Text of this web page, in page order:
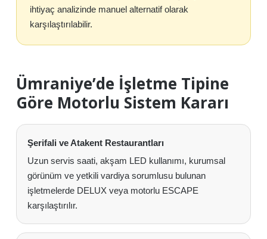
ihtiyaç analizinde manuel alternatif olarak
karşılaştırılabilir.
Ümraniye’de İşletme Tipine
Göre Motorlu Sistem Kararı
Şerifali ve Atakent Restaurantları
Uzun servis saati, akşam LED kullanımı, kurumsal
görünüm ve yetkili vardiya sorumlusu bulunan
işletmelerde DELUX veya motorlu ESCAPE
karşılaştırılır.